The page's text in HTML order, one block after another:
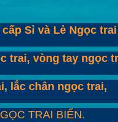
Sỉ và Lẻ Ngọc
trai, vòng tay ngọc
lắc chân ngọc trai,
TRAI BIỂN.